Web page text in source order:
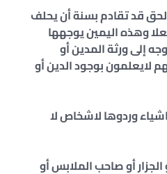
قد تقادم بسنة أن يحلف
وهذه اليمين يوجهها
إلى ورثة المدين أو
لايعلمون بوجود الدين أو
وردوها لاشخاص لا
أو صاحب الملابس أو